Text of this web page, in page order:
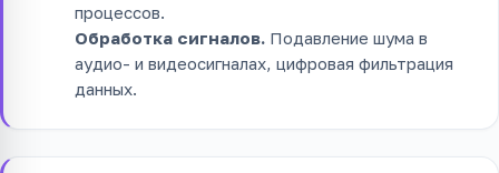
процессов.
Обработка сигналов. Подавление шума в
аудио- и видеосигналах, цифровая фильтрация
данных.